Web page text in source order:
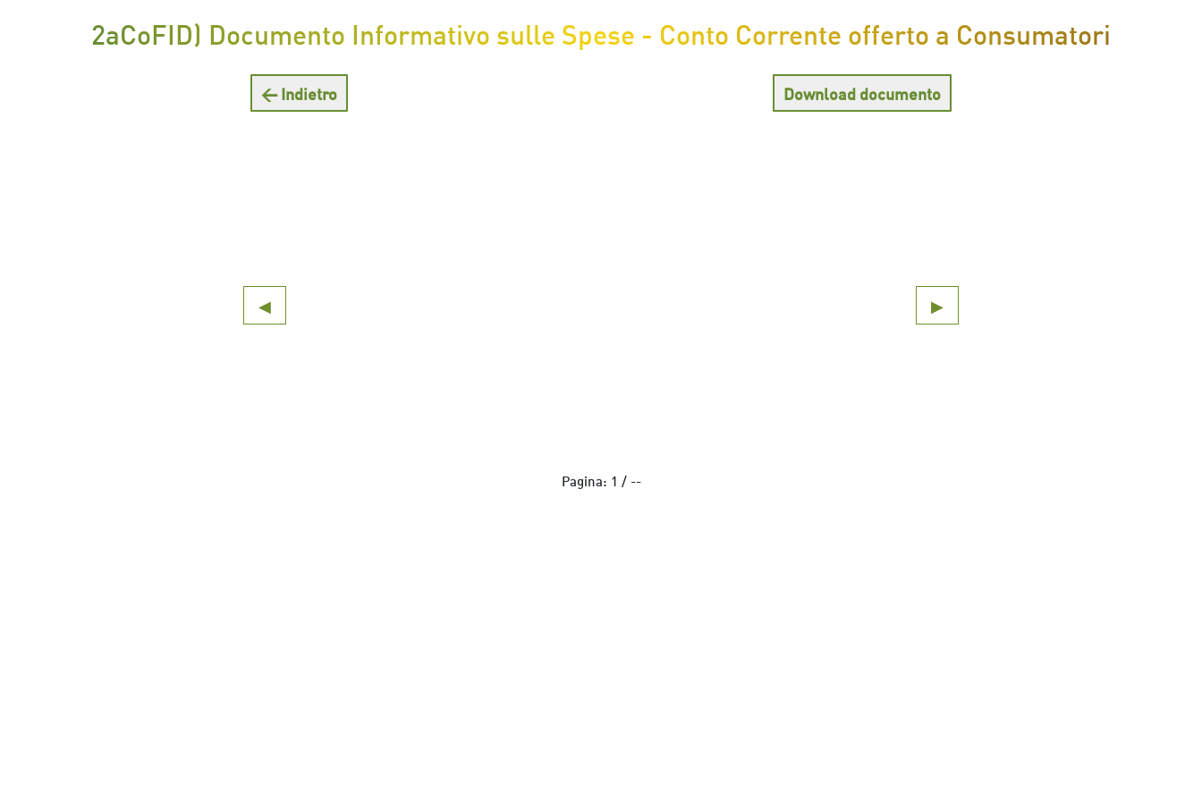
2aCoFID) Documento Informativo sulle Spese - Conto Corrente offerto a Consumatori
← Indietro Download documento
◀ ▶
Pagina: 1 / --